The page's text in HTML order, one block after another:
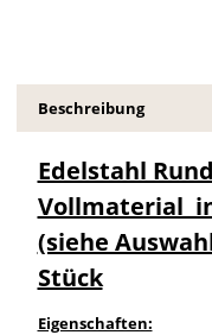
Beschreibung
Edelstahl
Vollmaterial
(siehe
Stück
Eigenschaften: